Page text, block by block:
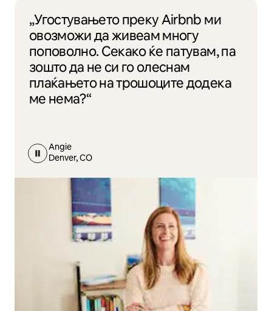
„Угостувањето преку Airbnb ми
овозможи да живеам многу
поповолно. Секако ќе патувам, па
зошто да не си го олеснам
плаќањето на трошоците додека
ме нема?“
Angie
Denver, CO